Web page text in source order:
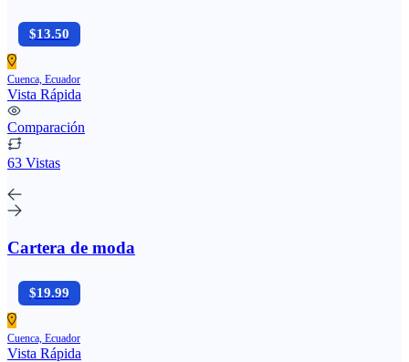
$13.50
Cuenca, Ecuador
Vista Rápida
Comparación
63 Vistas
Cartera de moda
$19.99
Cuenca, Ecuador
Vista Rápida